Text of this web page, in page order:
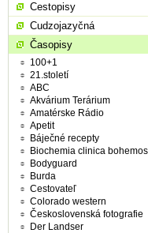
Cestopisy
Cudzojazyčná
Časopisy
100+1
21.století
ABC
Akvárium Terárium
Amatérske Rádio
Apetit
Báječné recepty
Biochemia clinica
Bodyguard
Burda
Cestovateľ
Colorado western
Československá fotografie
Der Landser